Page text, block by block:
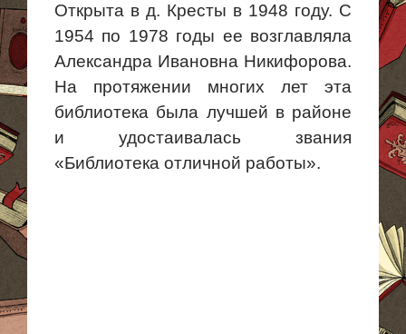
Открыта в д. Кресты в 1948 году. С
1954 по 1978 годы ее возглавляла
Александра Ивановна Никифорова.
На протяжении многих лет эта
библиотека была лучшей в районе
и удостаивалась звания
«Библиотека отличной работы».